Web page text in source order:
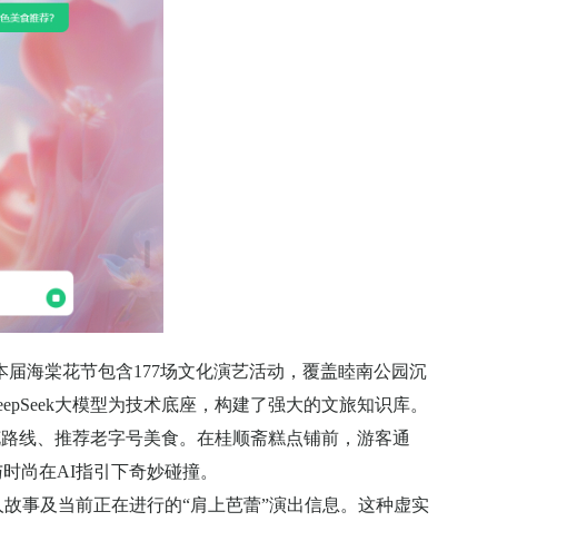
届海棠花节包含177场文化演艺活动，覆盖睦南公园沉
大模型为技术底座，构建了强大的文旅知识库。
线、推荐老字号美食。在桂顺斋糕点铺前，游客通
尚在AI指引下奇妙碰撞。
事及当前正在进行的“肩上芭蕾”演出信息。这种虚实